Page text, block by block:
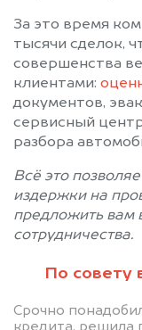
По совету
Срочно
кредита, решила
За это время
тысячи сделок,
совершенства
клиентами:
документов,
сервисный
разбора
Всё это
издержки на
предложить вам
сотрудничества.